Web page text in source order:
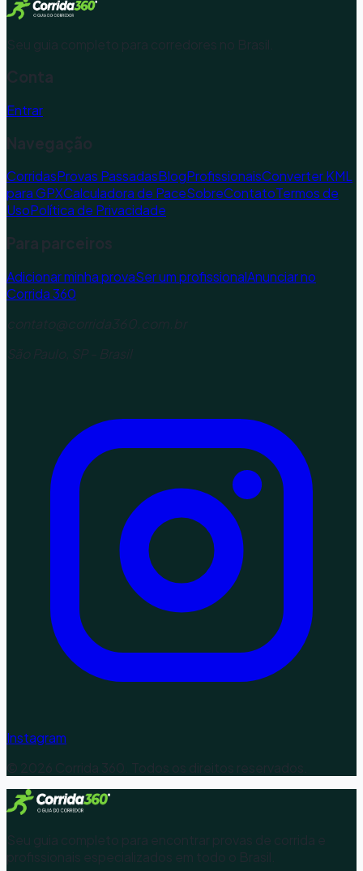
Seu guia completo para corredores no Brasil.
Conta
Entrar
Navegação
CorridasProvas PassadasBlogProfissionaisConverter KML
para GPXCalculadora de PaceSobreContatoTermos de
UsoPolítica de Privacidade
Para parceiros
Adicionar minha provaSer um profissionalAnunciar no
Corrida 360
contato@corrida360.com.br
São Paulo, SP - Brasil
Instagram
© 2026 Corrida 360. Todos os direitos reservados.
Seu guia completo para encontrar provas de corrida e
profissionais especializados em todo o Brasil.